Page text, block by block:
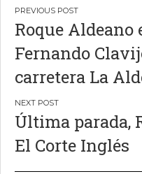
Navegación
de
entradas
Roque Aldeano
Fernando
carretera La
Última parada,
El Corte Inglés